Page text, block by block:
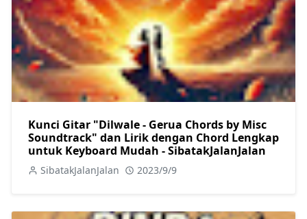
Kunci Gitar "Dilwale - Gerua Chords by Misc
Soundtrack" dan Lirik dengan Chord Lengkap
untuk Keyboard Mudah - SibatakJalanJalan
SibatakJalanJalan 2023/9/9